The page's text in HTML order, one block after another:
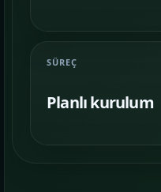
SÜREÇ
Planlı kurulum